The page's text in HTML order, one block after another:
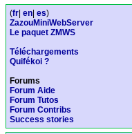
(fr en es)
ZazouMiniWebServer
Le paquet ZMWS
Téléchargements
Quifékoi ?
Forums
Forum Aide
Forum Tutos
Forum Contribs
Success stories